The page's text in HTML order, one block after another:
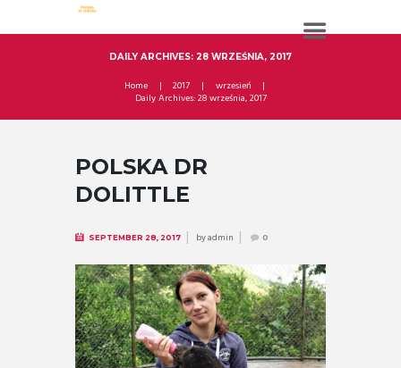
DAILY ARCHIVES: 28 WRZEŚNIA, 2017
Home 2017
wrzesień
Daily Archives: 28 września, 2017
POLSKA DR
DOLITTLE
SEPTEMBER 28, 2017 byadmin 0